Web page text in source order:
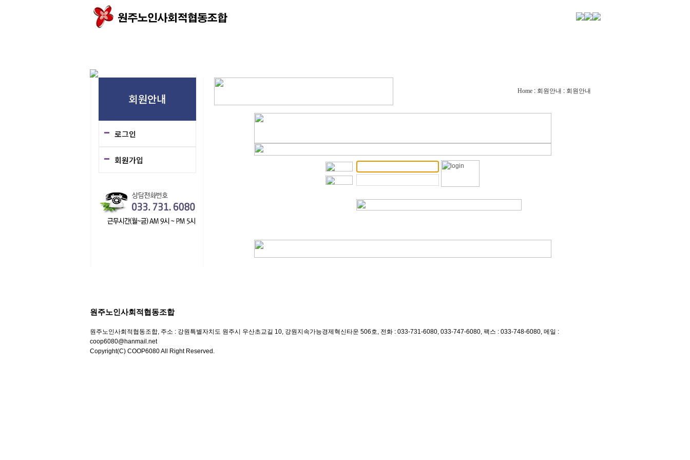
인사말 연혁 조직도 오시는길 가입안내 출자안내
주요사업 추진사업 취미봉사구인구직 협력업체
공지사항
회원안내
로그인
회원가입
Home : 회원안내 : 회원안내
원주노인사회적협동조합
원주노인사회적협동조합, 주소 : 강원특별자치도 원주시 우산초교길 10, 강원지속가능경제혁신타운 506호, 전화 : 033-731-6080, 033-747-6080, 팩스 : 033-748-6080, 메일 :
coop6080@hanmail.net
Copyright(C) COOP6080 All Right Reserved.